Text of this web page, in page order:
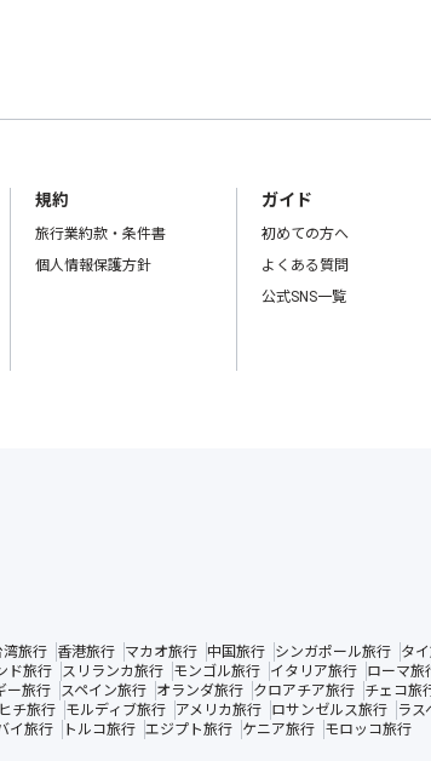
規約
旅行業約款・条件書
個人情報保護方針
ガイド
初めての方へ
よくある質問
公式SNS一覧
湾旅行 香港旅行 マカオ旅行 中国旅行 シンガポール旅行 タ
ド旅行 スリランカ旅行 モンゴル旅行 イタリア旅行 ローマ旅
ー旅行 スペイン旅行 オランダ旅行 クロアチア旅行 チェコ旅
チ旅行 モルディブ旅行 アメリカ旅行 ロサンゼルス旅行 ラス
イ旅行 トルコ旅行 エジプト旅行 ケニア旅行 モロッコ旅行